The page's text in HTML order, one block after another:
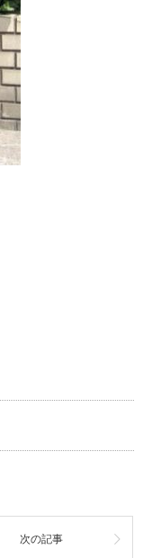
次の記事